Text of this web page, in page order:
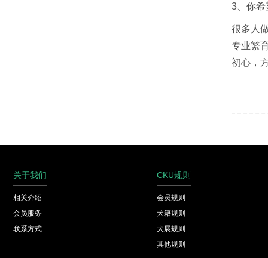
3、你希
很多人
专业繁
初心，
关于我们
相关介绍
会员服务
联系方式
CKU规则
会员规则
犬籍规则
犬展规则
其他规则